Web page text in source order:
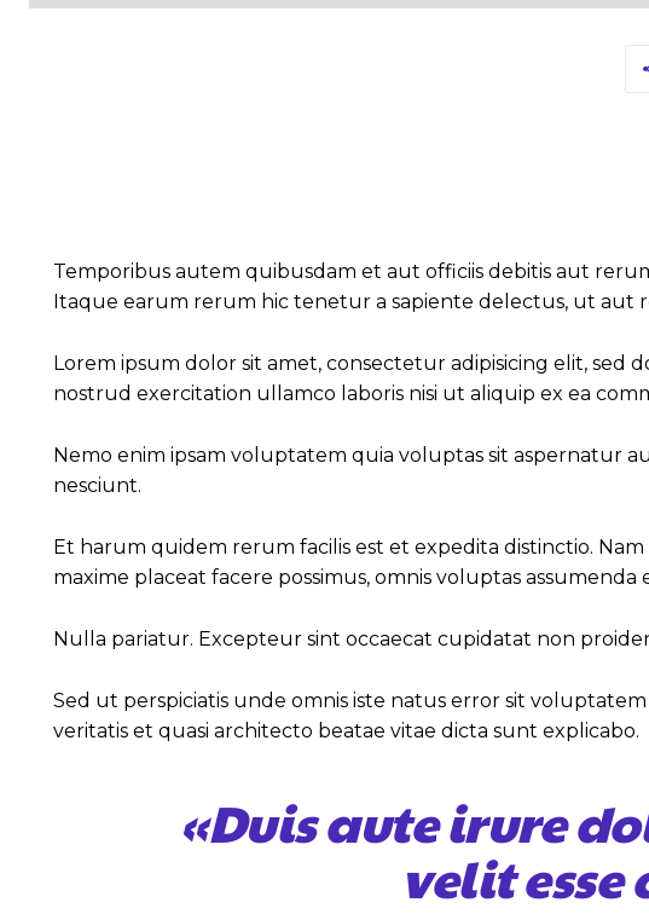
Temporibus autem quibusdam et aut officiis debitis aut
Itaque earum rerum hic tenetur a sapiente delectus, ut aut
Lorem ipsum dolor sit amet, consectetur adipisicing elit,
nostrud exercitation ullamco laboris nisi ut aliquip ex ea
Nemo enim ipsam voluptatem quia voluptas sit aspernatur
nesciunt.
Et harum quidem rerum facilis est et expedita distinctio.
maxime placeat facere possimus, omnis voluptas
Nulla pariatur. Excepteur sint occaecat cupidatat non
Sed ut perspiciatis unde omnis iste natus error sit
veritatis et quasi architecto beatae vitae dicta sunt explicabo.
«Duis aute irure
velit